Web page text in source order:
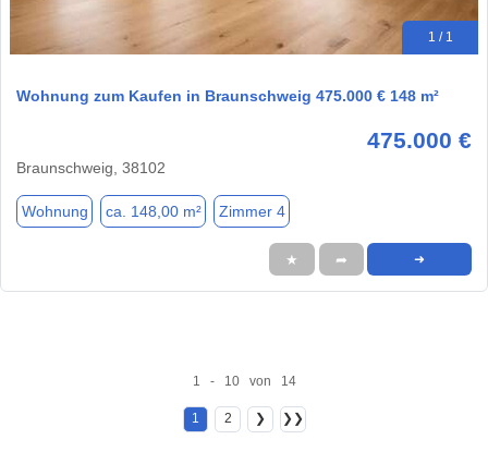
1 / 1
Wohnung zum Kaufen in Braunschweig 475.000 € 148 m²
475.000 €
Braunschweig, 38102
Wohnung ca. 148,00 m² Zimmer 4
★ ➦ ➜
1 - 10 von 14
1 2 ❯ ❯❯